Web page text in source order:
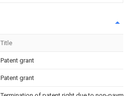
Title
Patent grant
Patent grant